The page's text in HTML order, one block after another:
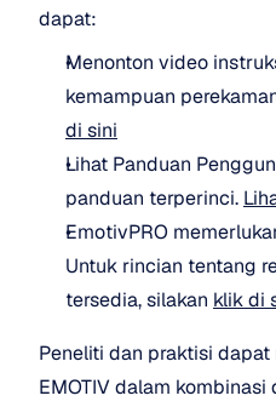
dapat:
Menonton video
kemampuan
di sini
Lihat Panduan
panduan terperinci.
EmotivPRO
Untuk rincian tentang
tersedia, silakan klik di
Peneliti dan praktisi
EMOTIV dalam kombinasi